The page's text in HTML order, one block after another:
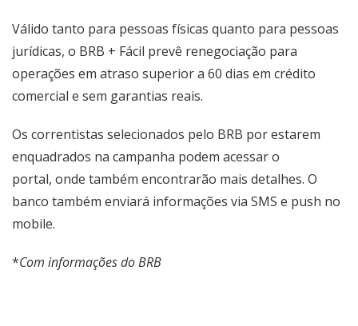
Válido tanto para pessoas físicas quanto para pessoas
jurídicas, o BRB + Fácil prevê renegociação para
operações em atraso superior a 60 dias em crédito
comercial e sem garantias reais.
Os correntistas selecionados pelo BRB por estarem
enquadrados na campanha podem acessaro
portal, onde também encontrarão mais detalhes. O
banco também enviará informações via SMS e push no
mobile.
*Com informações do BRB